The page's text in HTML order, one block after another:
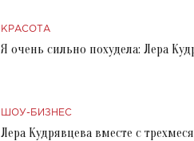
КРАСОТА
Я очень сильно похудела: Лера
ШОУ-БИЗНЕС
Лера Кудрявцева вместе с